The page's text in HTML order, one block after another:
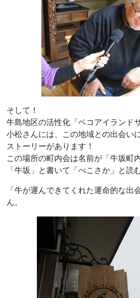
そして！
牛島地区の活性化「ベコアイランド
小松さんには、この地域との出会い
ストーリーがあります！
この場所の町内会は名前が「牛坂町
「牛坂」と書いて「べこさか」と読
「牛が運んできてくれた運命的な出
ん。